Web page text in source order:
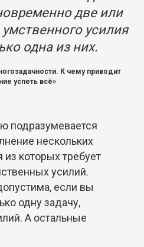
две или
усилия
одна из них.
К чему приводит
успеть всё»
подразумевается
нескольких
которых требует
усилий.
если вы
одну задачу,
А остальные